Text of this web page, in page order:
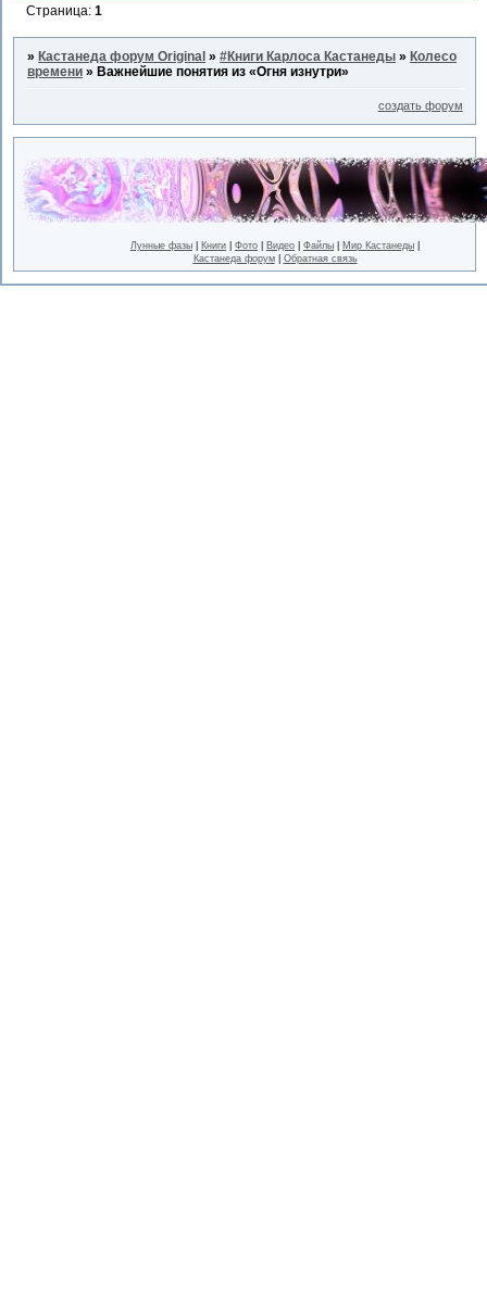
Страница:1
»Кастанеда форум Original »#Книги Карлоса Кастанеды »Колесо
времени »Важнейшие понятия из «Огня изнутри»
создать форум
Лунные фазы Книги Фото Видео Файлы Мир Кастанеды
Кастанеда форум| Обратная связь